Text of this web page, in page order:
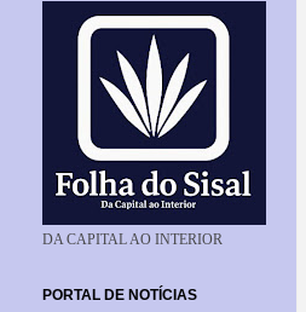
DA CAPITAL AO INTERIOR
PORTAL DE NOTÍCIAS